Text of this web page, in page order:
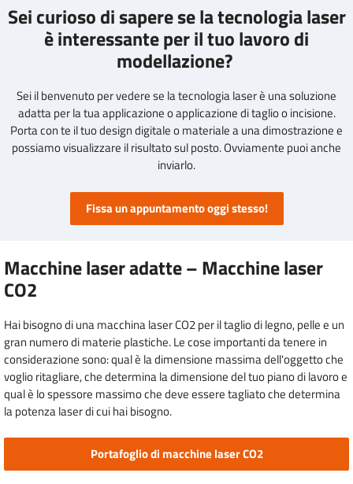
Sei curioso di sapere se la tecnologia laser
è interessante per il tuo lavoro di
modellazione?
Sei il benvenuto per vedere se la tecnologia laser è una soluzione
adatta per la tua applicazione o applicazione di taglio o incisione.
Porta con te il tuo design digitale o materiale a una dimostrazione e
possiamo visualizzare il risultato sul posto. Ovviamente puoi anche
inviarlo.
Fissa un appuntamento oggi stesso!
Macchine laser adatte – Macchine laser
CO2
Hai bisogno di una macchina laser CO2 per il taglio di legno, pelle e un
gran numero di materie plastiche. Le cose importanti da tenere in
considerazione sono: qual è la dimensione massima dell'oggetto che
voglio ritagliare, che determina la dimensione del tuo piano di lavoro e
qual è lo spessore massimo che deve essere tagliato che determina
la potenza laser di cui hai bisogno.
Portafoglio di macchine laser CO2